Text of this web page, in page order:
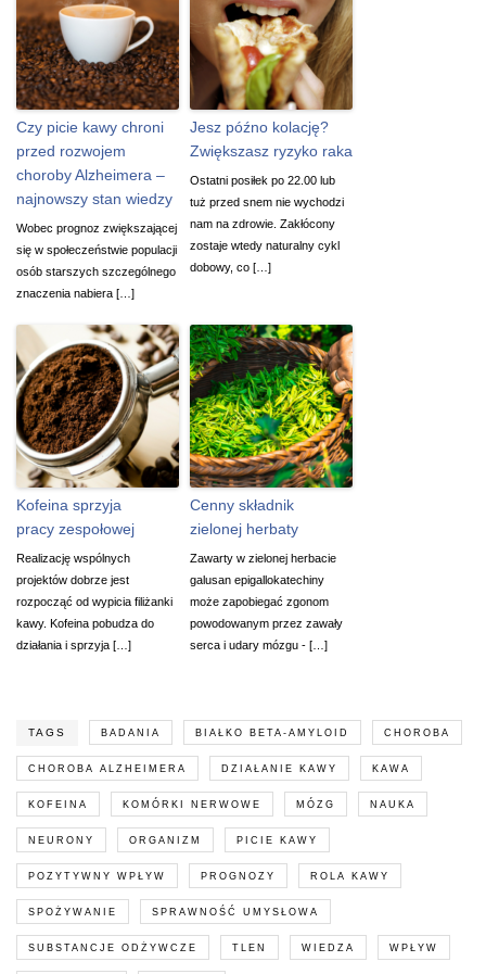
Czy picie kawy chroni
przed rozwojem
choroby Alzheimera –
najnowszy stan wiedzy
Wobec prognoz zwiększającej
się w społeczeństwie populacji
osób starszych szczególnego
znaczenia nabiera […]
Jesz późno kolację?
Zwiększasz ryzyko raka
Ostatni posiłek po 22.00 lub
tuż przed snem nie wychodzi
nam na zdrowie. Zakłócony
zostaje wtedy naturalny cykl
dobowy, co […]
Kofeina sprzyja
pracy zespołowej
Realizację wspólnych
projektów dobrze jest
rozpocząć od wypicia filiżanki
kawy. Kofeina pobudza do
działania i sprzyja […]
Cenny składnik
zielonej herbaty
Zawarty w zielonej herbacie
galusan epigallokatechiny
może zapobiegać zgonom
powodowanym przez zawały
serca i udary mózgu - […]
TAGS BADANIA BIAŁKO BETA-AMYLOID CHOROBA
CHOROBA ALZHEIMERA DZIAŁANIE KAWY KAWA
KOFEINA KOMÓRKI NERWOWE MÓZG NAUKA
NEURONY ORGANIZM PICIE KAWY
POZYTYWNY WPŁYW PROGNOZY ROLA KAWY
SPOŻYWANIE SPRAWNOŚĆ UMYSŁOWA
SUBSTANCJE ODŻYWCZE TLEN WIEDZA WPŁYW